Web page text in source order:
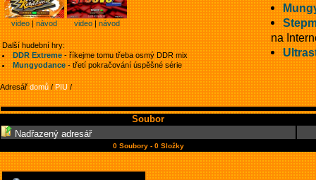
video|návod video|návod
Další hudební hry:
DDR Extreme- říkejme tomu třeba osmý DDR mix
Mungyodance- třetí pokračování úspěšné série
na
Adresářdomů/PIU/
Soubor
Nadřazený adresář
0 Soubory - 0 Složky